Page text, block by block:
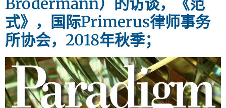
式》，国际Primerus律师事务
所协会，2018年秋季；